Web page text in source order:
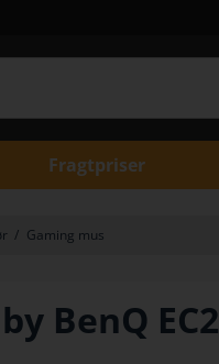
Fragtpriser
/ Gaming mus
BenQ EC2